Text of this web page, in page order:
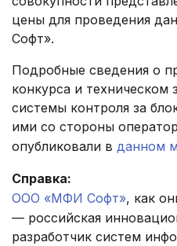
цены для проведения
Софт».
Подробные сведения о
конкурса и
системы контроля за
ими со стороны
опубликовали в данном
Справка:
ООО «МФИ Софт», как
— российская
разработчик систем